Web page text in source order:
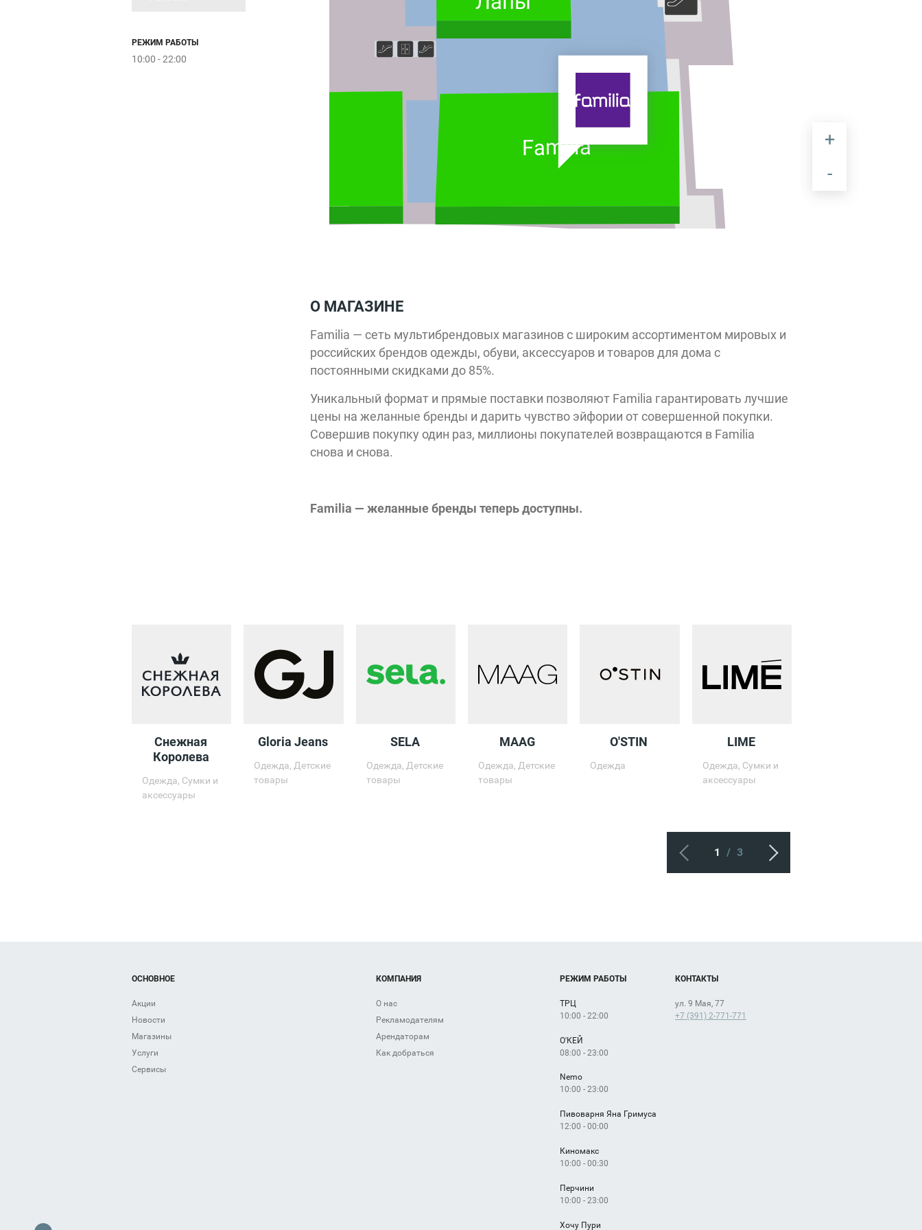
РЕЖИМ РАБОТЫ
10:00 - 22:00
Familia
О МАГАЗИНЕ
Familia — cеть мультибрендовых магазинов с широким ассортиментом мировых и
российских брендов одежды, обуви, аксессуаров и товаров для дома с
постоянными скидками до 85%.
Уникальный формат и прямые поставки позволяют Familia гарантировать лучшие
цены на желанные бренды и дарить чувство эйфории от совершенной покупки.
Совершив покупку один раз, миллионы покупателей возвращаются в Familia
снова и снова.
Familia — желанные бренды теперь доступны.
Снежная
Королева
Одежда, Сумки и
аксессуары
Gloria Jeans
Одежда, Детские
товары
SELA
Одежда, Детские
товары
MAAG
Одежда, Детские
товары
O'STIN
Одежда
LIME
Одежда, Сумки и
аксессуары
1 / 3
ОСНОВНОЕ
Акции
Новости
Магазины
Услуги
Сервисы
КОМПАНИЯ
О нас
Рекламодателям
Арендаторам
Как добраться
РЕЖИМ РАБОТЫ
ТРЦ
10:00 - 22:00
О'КЕЙ
08:00 - 23:00
Nemo
10:00 - 23:00
Пивоварня Яна Гримуса
12:00 - 00:00
Киномакс
10:00 - 00:30
Перчини
10:00 - 23:00
Хочу Пури
КОНТАКТЫ
ул. 9 Мая, 77
+7 (391) 2-771-771